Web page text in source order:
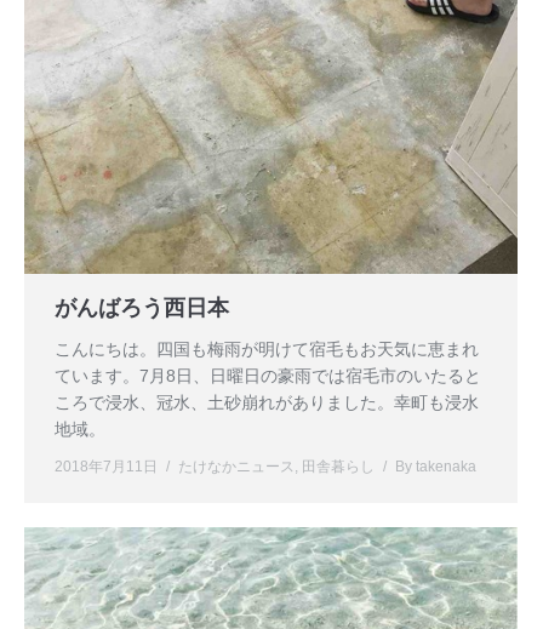
がんばろう西日本
こんにちは。四国も梅雨が明けて宿毛もお天気に恵まれ
ています。7月8日、日曜日の豪雨では宿毛市のいたると
ころで浸水、冠水、土砂崩れがありました。幸町も浸水
地域。
2018年7月11日 たけなかニュース , 田舎暮らし By takenaka